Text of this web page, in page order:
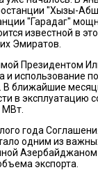
"Хызы-
"Гарадаг"
известной в
Эмиратов.
Президентом
и использование
В ближайшие
в эксплуатацию
года
одним из
Азербайджаном
экспорта.